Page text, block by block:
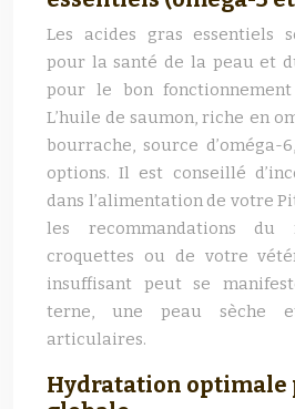
Les acides gras essentiels
pour la santé de la peau et
pour le bon
L’huile de saumon, riche en
bourrache, source d’oméga-
options. Il est conseillé
dans l’alimentation de votre
les recommandations du
croquettes ou de votre
insuffisant peut se
terne, une peau sèche
articulaires.
Hydratation optimale